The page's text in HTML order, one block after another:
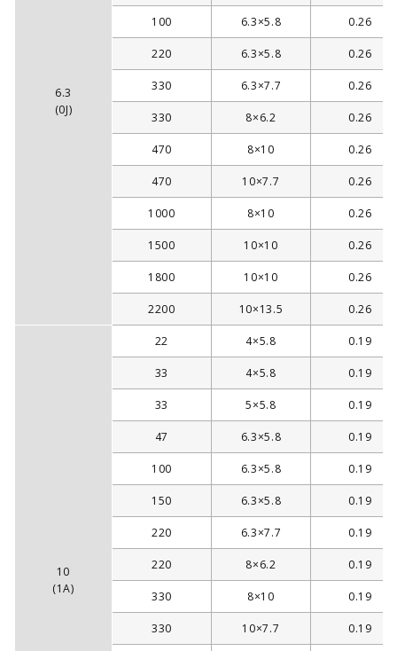
6.3
(0J)
100 6.3×5.8 0.26
220 6.3×5.8 0.26
330 6.3×7.7 0.26
330 8×6.2 0.26
470 8×10 0.26
470 10×7.7 0.26
1000 8×10 0.26
1500 10×10 0.26
1800 10×10 0.26
2200 10×13.5 0.26
10
(1A)
22 4×5.8 0.19
33 4×5.8 0.19
33 5×5.8 0.19
47 6.3×5.8 0.19
100 6.3×5.8 0.19
150 6.3×5.8 0.19
220 6.3×7.7 0.19
220 8×6.2 0.19
330 8×10 0.19
330 10×7.7 0.19